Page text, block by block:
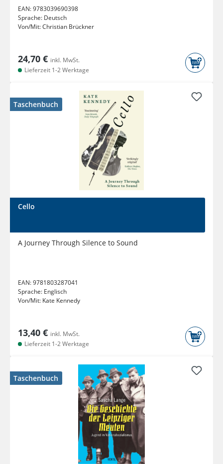
EAN:9783039690398
Sprache: Deutsch
Von/Mit:Christian Brückner
24,70 € inkl. MwSt.
Lieferzeit 1-2 Werktage
Taschenbuch
Cello
A Journey Through Silence to Sound
EAN:9781803287041
Sprache: Englisch
Von/Mit: Kate Kennedy
13,40 € inkl. MwSt.
Lieferzeit 1-2 Werktage
Taschenbuch